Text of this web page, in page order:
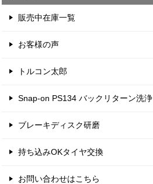
販売中在庫一覧
お客様の声
トルコン太郎
Snap-on PS134 バックリターン洗浄
ブレーキディスク研磨
持ち込みOKタイヤ交換
お問い合わせはこちら